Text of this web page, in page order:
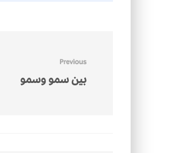
Previous
بين سمو وسمو